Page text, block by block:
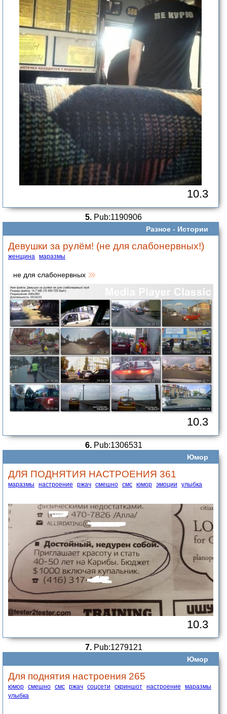
10.3
5. Pub:1190906
Разное - Истории
Девушки за рулём! (не для слабонервных!)
женщина маразмы
не для слабонервных
10.3
6.Pub:1306531
Юмор
ДЛЯ ПОДНЯТИЯ НАСТРОЕНИЯ 361
маразмы настроение ржач смешно смс юмор эмоции улыбка
10.3
7.Pub:1279121
Юмор
Для поднятия настроения 265
юмор смешно смс ржач соцсети скриншот настроение
маразмы
улыбка